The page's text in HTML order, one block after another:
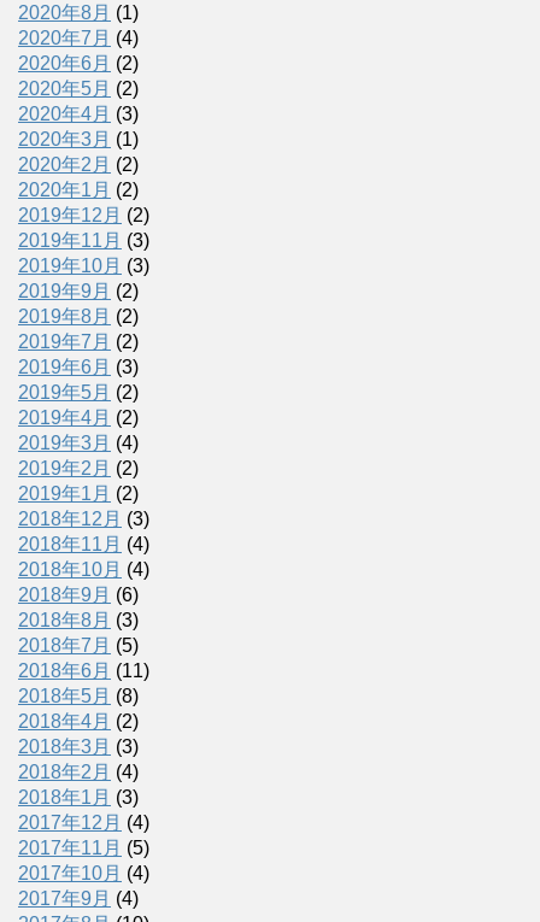
2020年8月 (1)
2020年7月 (4)
2020年6月 (2)
2020年5月 (2)
2020年4月 (3)
2020年3月 (1)
2020年2月 (2)
2020年1月 (2)
2019年12月 (2)
2019年11月 (3)
2019年10月 (3)
2019年9月 (2)
2019年8月 (2)
2019年7月 (2)
2019年6月 (3)
2019年5月 (2)
2019年4月 (2)
2019年3月 (4)
2019年2月 (2)
2019年1月 (2)
2018年12月 (3)
2018年11月 (4)
2018年10月 (4)
2018年9月 (6)
2018年8月 (3)
2018年7月 (5)
2018年6月 (11)
2018年5月 (8)
2018年4月 (2)
2018年3月 (3)
2018年2月 (4)
2018年1月 (3)
2017年12月 (4)
2017年11月 (5)
2017年10月 (4)
2017年9月 (4)